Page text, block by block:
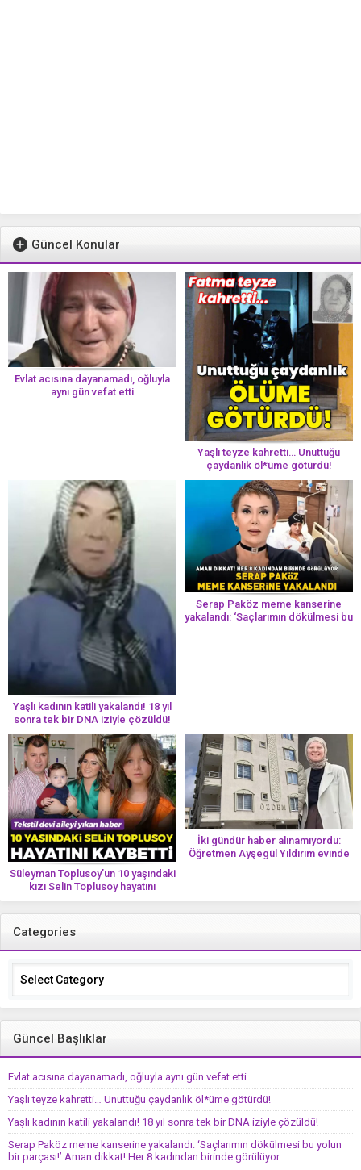
Güncel Konular
Evlat acısına dayanamadı, oğluyla
aynı gün vefat etti
Yaşlı teyze kahretti… Unuttuğu
çaydanlık öl*üme götürdü!
Yaşlı kadının katili yakalandı! 18 yıl
sonra tek bir DNA iziyle çözüldü!
Serap Paköz meme kanserine
yakalandı: ‘Saçlarımın dökülmesi bu
Süleyman Toplusoy’un 10 yaşındaki
kızı Selin Toplusoy hayatını
kaybetti! ‘Ah dünya güzeli melek’
İki gündür haber alınamıyordu:
Öğretmen Ayşegül Yıldırım evinde
Categories
Categories
Güncel Başlıklar
Evlat acısına dayanamadı, oğluyla aynı gün vefat etti
Yaşlı teyze kahretti… Unuttuğu çaydanlık öl*üme götürdü!
Yaşlı kadının katili yakalandı! 18 yıl sonra tek bir DNA iziyle çözüldü!
Serap Paköz meme kanserine yakalandı: ‘Saçlarımın dökülmesi bu yolun
bir parçası!’ Aman dikkat! Her 8 kadından birinde görülüyor